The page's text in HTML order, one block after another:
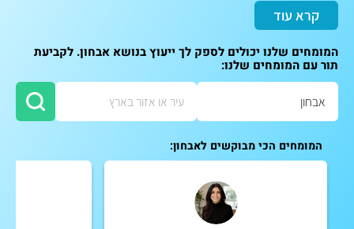
קרא עוד
המומחים שלנו יכולים לספק לך ייעוץ בנושא אבחון. לקביעת
תור עם המומחים שלנו:
המומחים הכי מבוקשים לאבחון: